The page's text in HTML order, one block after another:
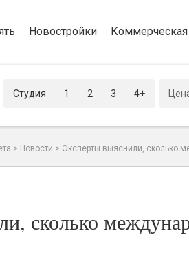
Новостройки Коммерческая
Студия 1 2 3 4+
> Новости > Эксперты выяснили, сколько
сколько